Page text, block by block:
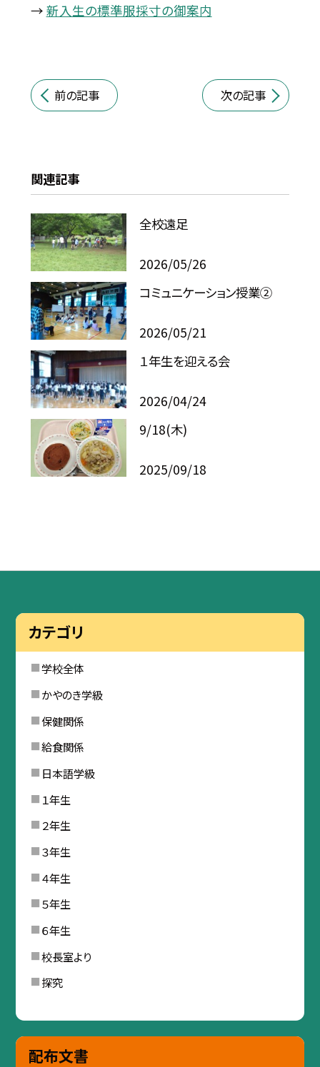
→ 新入生の標準服採寸の御案内
前の記事 次の記事
関連記事
全校遠足
2026/05/26
コミュニケーション授業②
2026/05/21
１年生を迎える会
2026/04/24
9/18(木)
2025/09/18
カテゴリ
学校全体
かやのき学級
保健関係
給食関係
日本語学級
１年生
２年生
３年生
４年生
５年生
６年生
校長室より
探究
配布文書